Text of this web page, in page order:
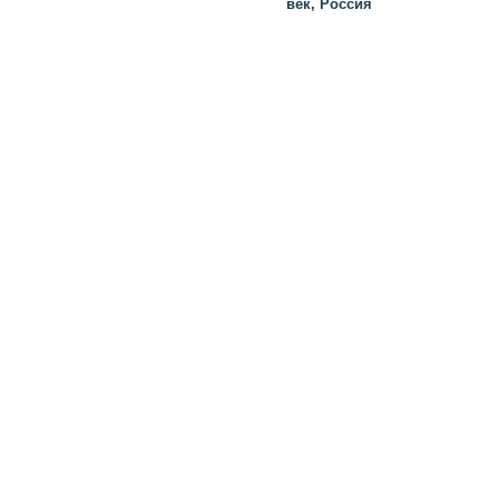
век, Россия